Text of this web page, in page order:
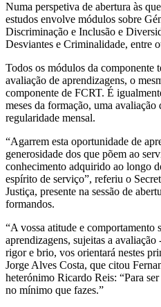
Numa perspetiva de abertura às
estudos envolve módulos sobre
Discriminação e Inclusão e
Desviantes e Criminalidade, entre
Todos os módulos da componente
avaliação de aprendizagens, o
componente de FCRT. É
meses da formação, uma
regularidade mensal.
“Agarrem esta oportunidade de
generosidade dos que põem ao
conhecimento adquirido ao longo
espírito de serviço”, referiu o
Justiça, presente na sessão de
formandos.
“A vossa atitude e comportamento
aprendizagens, sujeitas a
rigor e brio, vos orientará nestes
Jorge Alves Costa, que citou
heterónimo Ricardo Reis: “Para
no mínimo que fazes.”